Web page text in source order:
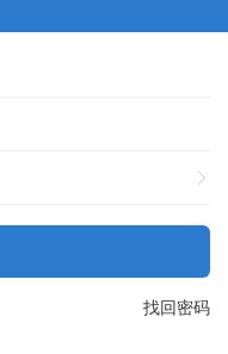
找回密码